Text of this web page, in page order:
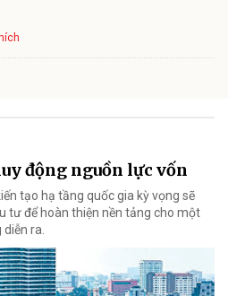
động nguồn lực vốn
tạo hạ tầng quốc gia kỳ vọng sẽ
tư để hoàn thiện nền tảng cho một
ra.